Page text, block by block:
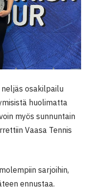
neljäs osakilpailu
huolimatta
myös sunnuntain
Vaasa Tennis
sarjoihin,
ennustaa.